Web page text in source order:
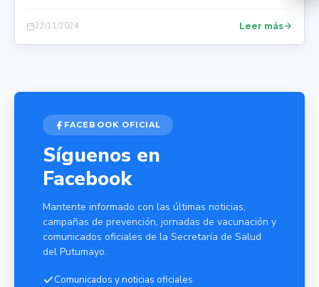
22/11/2024 Leer más
FACEBOOK OFICIAL
Síguenos en
Facebook
Mantente informado con las últimas noticias,
campañas de prevención, jornadas de vacunación y
comunicados oficiales de la Secretaría de Salud
del Putumayo.
Comunicados y noticias oficiales